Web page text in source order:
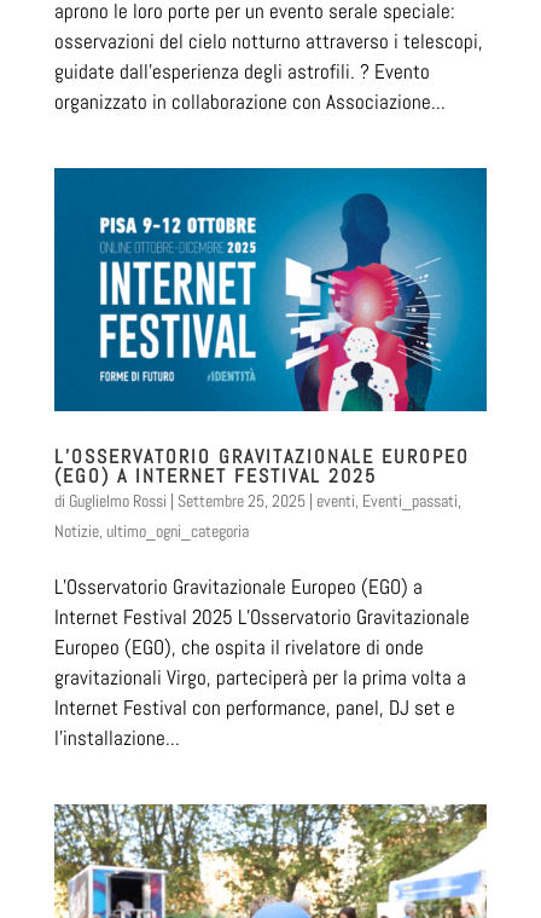
aprono le loro porte per un evento serale speciale:
osservazioni del cielo notturno attraverso i telescopi,
guidate dall’esperienza degli astrofili. ? Evento
organizzato in collaborazione con Associazione...
L’OSSERVATORIO GRAVITAZIONALE EUROPEO
(EGO) A INTERNET FESTIVAL 2025
di Guglielmo Rossi | Settembre 25, 2025| eventi, Eventi_passati,
Notizie, ultimo_ogni_categoria
L’Osservatorio Gravitazionale Europeo (EGO) a
Internet Festival 2025 L’Osservatorio Gravitazionale
Europeo (EGO), che ospita il rivelatore di onde
gravitazionali Virgo, parteciperà per la prima volta a
Internet Festival con performance, panel, DJ set e
l’installazione...